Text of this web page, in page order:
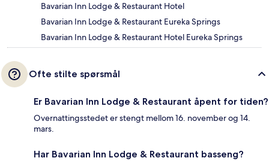
Bavarian Inn Lodge & Restaurant Hotel
Bavarian Inn Lodge & Restaurant Eureka Springs
Bavarian Inn Lodge & Restaurant Hotel Eureka Springs
Ofte stilte spørsmål
Er Bavarian Inn Lodge & Restaurant åpent for tiden?
Overnattingsstedet er stengt mellom 16. november og 14.
mars.
Har Bavarian Inn Lodge & Restaurant basseng?